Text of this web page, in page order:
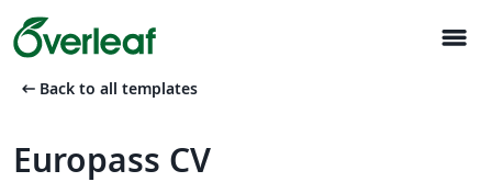
menu
arrow_left_alt Back to all templates
Europass CV